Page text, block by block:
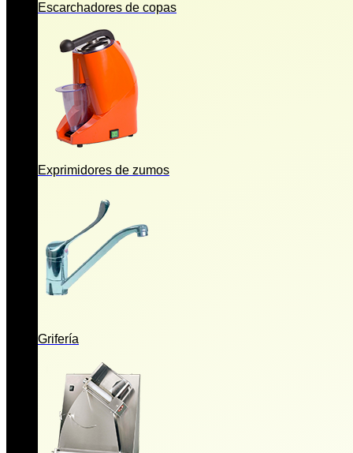
Escarchadores de copas
Exprimidores de zumos
Grifería